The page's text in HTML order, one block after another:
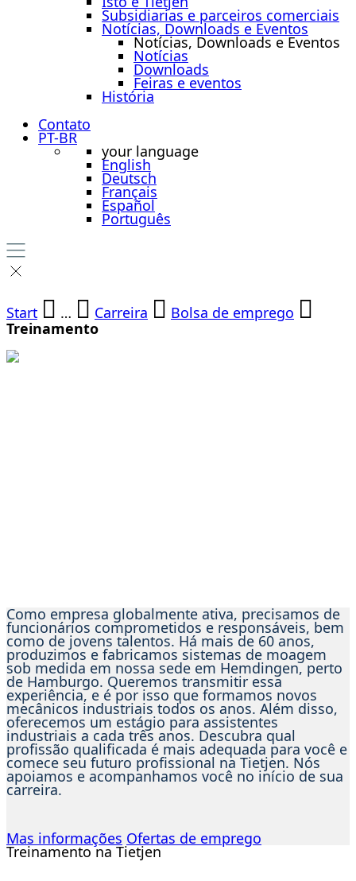
Subsidiarias e parceiros comerciais
Notícias, Downloads e Eventos
Notícias, Downloads e Eventos
Notícias
Downloads
Feiras e eventos
História
Contato
PT-BR
your language
English
Deutsch
Français
Español
Português
Start … Carreira
Bolsa de emprego
Treinamento
Como empresa globalmente ativa, precisamos de
funcionários comprometidos e responsáveis, bem
como de jovens talentos. Há mais de 60 anos,
produzimos e fabricamos sistemas de moagem
sob medida em nossa sede em Hemdingen, perto
de Hamburgo. Queremos transmitir essa
experiência, e é por isso que formamos novos
mecânicos industriais todos os anos. Além disso,
oferecemos um estágio para assistentes
industriais a cada três anos. Descubra qual
profissão qualificada é mais adequada para você e
comece seu futuro profissional na Tietjen. Nós
apoiamos e acompanhamos você no início de sua
carreira.
Mas informações Ofertas de emprego
Treinamento na Tietjen